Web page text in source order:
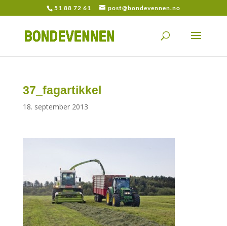
51 88 72 61 post@bondevennen.no
37_fagartikkel
18. september 2013